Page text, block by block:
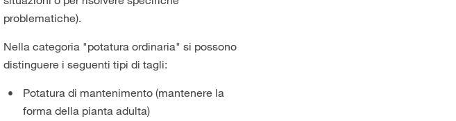
problematiche).
Nella categoria "potatura ordinaria" si possono
distinguere i seguenti tipi di tagli:
Potatura di mantenimento (mantenere la
forma della pianta adulta)